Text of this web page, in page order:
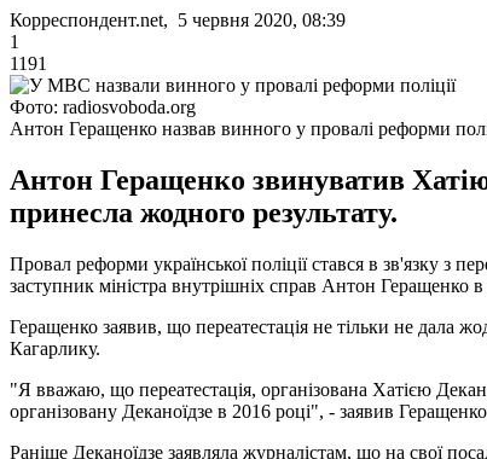
Корреспондент.net, 5 червня 2020, 08:39
1
1191
Фото: radiosvoboda.org
Антон Геращенко назвав винного у провалі реформи
Антон Геращенко звинуватив Хатію
принесла жодного результату.
Провал реформи української поліції стався в зв'язку з
заступник міністра внутрішніх справ Антон Геращенко
Геращенко заявив, що переатестація не тільки не дала
Кагарлику.
"Я вважаю, що переатестація, організована Хатією
організовану Деканоїдзе в 2016 році", - заявив
Раніше Деканоїдзе заявляла журналістам, що на свої